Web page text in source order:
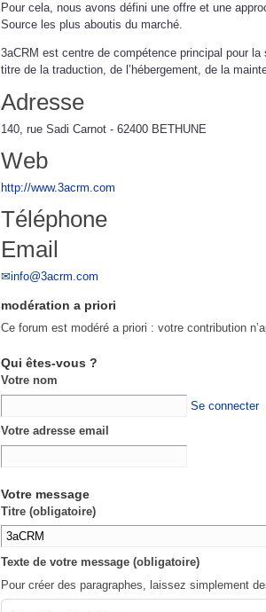
Pour cela, nous avons défini une offre et une
Source les plus aboutis du marché.
3aCRM est centre de compétence principal pour
titre de la traduction, de l’hébergement, de la
Adresse
140, rue Sadi Carnot - 62400 BETHUNE
Web
http://www.3acrm.com
Téléphone
Email
info@3acrm.com
modération a priori
Ce forum est modéré a priori : votre contribution
Qui êtes-vous ?
Votre nom
Se connecter
Votre adresse email
Votre message
Titre (obligatoire)
Texte de votre message (obligatoire)
Pour créer des paragraphes, laissez simplement